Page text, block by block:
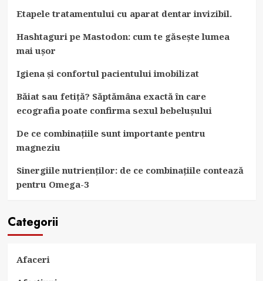
Etapele tratamentului cu aparat dentar invizibil.
Hashtaguri pe Mastodon: cum te găsește lumea
mai ușor
Igiena și confortul pacientului imobilizat
Băiat sau fetiță? Săptămâna exactă în care
ecografia poate confirma sexul bebelușului
De ce combinațiile sunt importante pentru
magneziu
Sinergiile nutrienților: de ce combinațiile contează
pentru Omega-3
Categorii
Afaceri